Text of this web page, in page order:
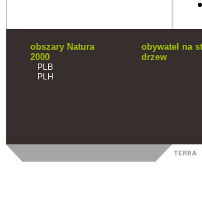
obszary Natura
2000
PLB
PLH
obywatel na
drzew